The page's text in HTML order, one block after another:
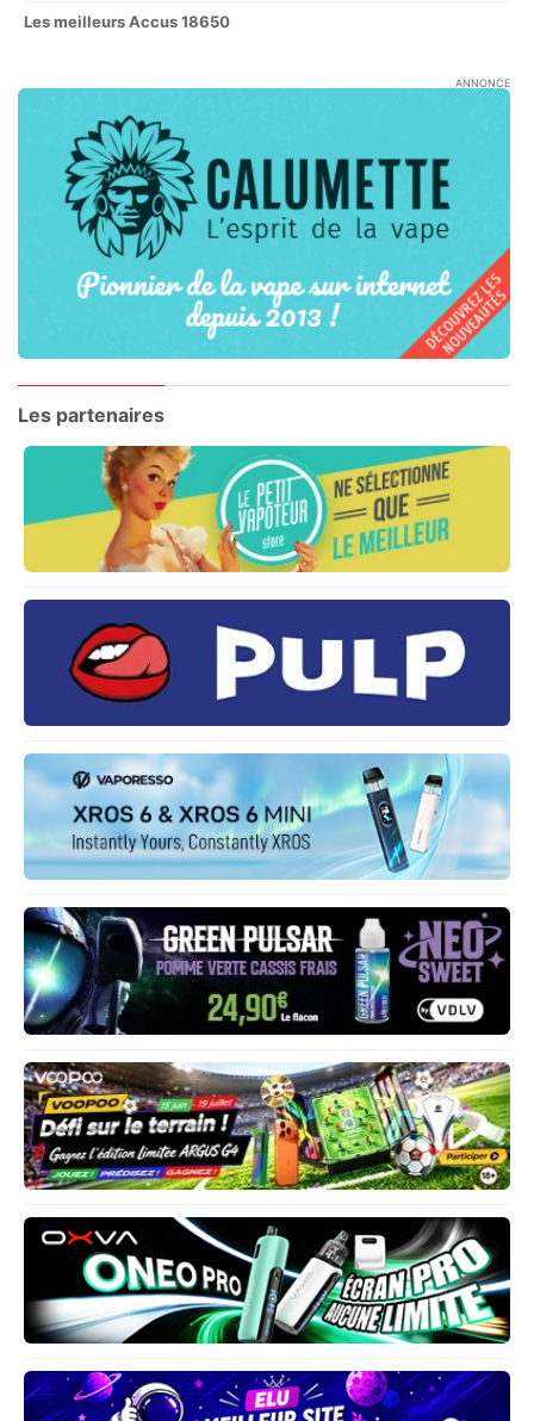
Les meilleurs Accus 18650
ANNONCE
Les partenaires